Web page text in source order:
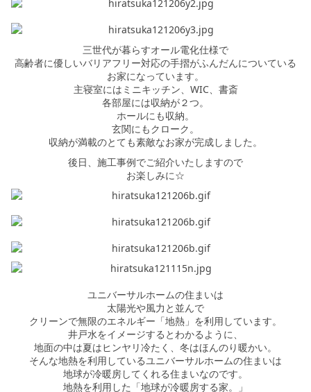
三世代が暮らすオール電化仕様で
高齢者に優しいバリアフリー対応の手摺がふんだんについている
お家になっています。
主寝室にはミニキッチン、WIC、書斎
各部屋には収納が２つ。
ホールにも収納。
玄関にもクローク。
収納が満載のとても素敵なお家が完成しました。
後日、施工事例でご紹介いたしますので
お楽しみに☆
ユニバーサルホームの住まいは
太陽光や風力と並んで
クリーンで無限のエネルギー「地熱」を利用しています。
井戸水をイメージするとわかるように、
地面の中は夏はヒンヤリ冷たく、冬はほんのり暖かい。
そんな地熱を利用しているユニバーサルホームの住まいは
地球が冷暖房してくれる住まいなのです。
地熱を利用した「地球が冷暖房する家。」